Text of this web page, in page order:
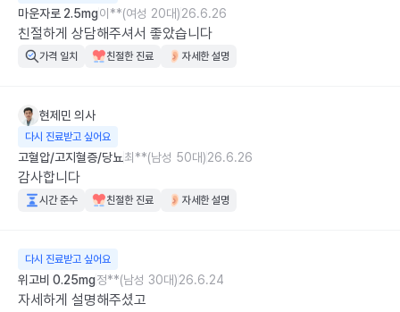
마운자로 2.5mg이**(여성 20대)26.6.26
친절하게 상담해주셔서 좋았습니다
가격 일치 친절한 진료 자세한 설명
현제민 의사
다시 진료받고 싶어요
고혈압/고지혈증/당뇨최**(남성 50대)26.6.26
감사합니다
시간 준수 친절한 진료 자세한 설명
다시 진료받고 싶어요
위고비 0.25mg정**(남성 30대)26.6.24
자세하게 설명해주셨고